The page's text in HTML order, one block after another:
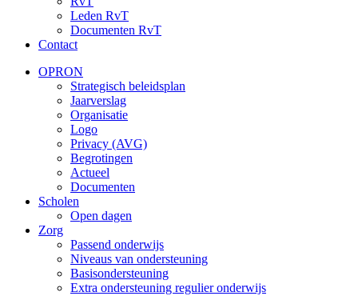
Leden RvT
Documenten RvT
Contact
OPRON
Strategisch beleidsplan
Jaarverslag
Organisatie
Logo
Privacy (AVG)
Begrotingen
Actueel
Documenten
Scholen
Open dagen
Zorg
Passend onderwijs
Niveaus van ondersteuning
Basisondersteuning
Extra ondersteuning regulier onderwijs